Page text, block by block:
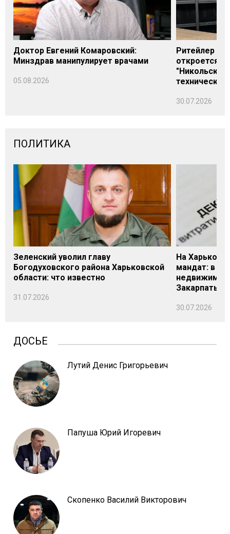
Доктор Евгений Комаровский:
Минздрав манипулирует врачами
05.08.2026
Ритейлер
откроется
технических
30.07.2026
ПОЛИТИКА
Зеленский уволил главу
Богодуховского района Харьковской
области: что известно
31.07.2026
На
мандат: в
Закарпатье
30.07.2026
ДОСЬЕ
Лутий Денис Григорьевич
Папуша Юрий Игоревич
Скопенко Василий Викторович